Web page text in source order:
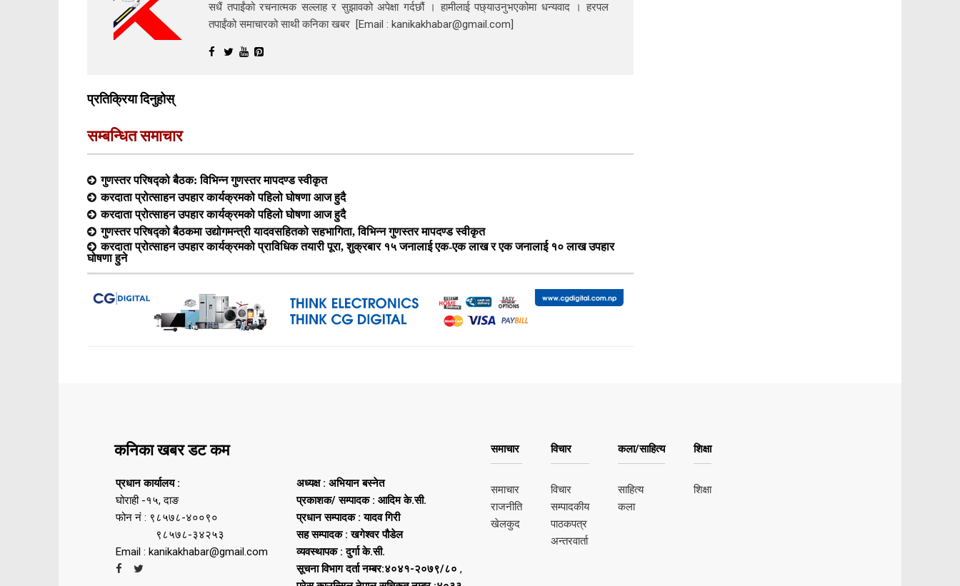
सधैं तपाईंको रचनात्मक सल्लाह र सुझावको अपेक्षा गर्दछौं । हामीलाई पछ्याउनुभएकोमा धन्यवाद । हरपल
तपाईंको समाचारको साथी कनिका खबर [Email : kanikakhabar@gmail.com]
प्रतिक्रिया दिनुहोस्
सम्बन्धित समाचार
गुणस्तर परिषद्को बैठक: विभिन्न गुणस्तर मापदण्ड स्वीकृत
करदाता प्रोत्साहन उपहार कार्यक्रमको पहिलो घोषणा आज हुदै
करदाता प्रोत्साहन उपहार कार्यक्रमको पहिलो घोषणा आज हुदै
गुणस्तर परिषद्को बैठकमा उद्योगमन्त्री यादवसहितको सहभागिता, विभिन्न गुणस्तर मापदण्ड स्वीकृत
करदाता प्रोत्साहन उपहार कार्यक्रमको प्राविधिक तयारी पूरा, शुक्रबार १५ जनालाई एक-एक लाख र एक जनालाई १० लाख उपहार
घोषणा हुने
कनिका खबर डट कम
प्रधान कार्यालय :
घोराही -१५, दाङ
फोन नं : ९८५७८-४००९०
९८५७८-३४२५३
Email : kanikakhabar@gmail.com
अध्यक्ष : अभियान बस्नेत
प्रकाशक/ सम्पादक : आदिम के.सी.
प्रधान सम्पादक : यादव गिरी
सह सम्पादक : खगेश्वर पौडेल
व्यवस्थापक : दुर्गा के.सी.
सूचना विभाग दर्ता नम्बर:४०४१-२०७९/८० ,
समाचार
समाचार
राजनीति
खेलकुद
विचार
विचार
सम्पादकीय
पाठकपत्र
अन्तरवार्ता
कला/साहित्य
साहित्य
कला
शिक्षा
शिक्षा